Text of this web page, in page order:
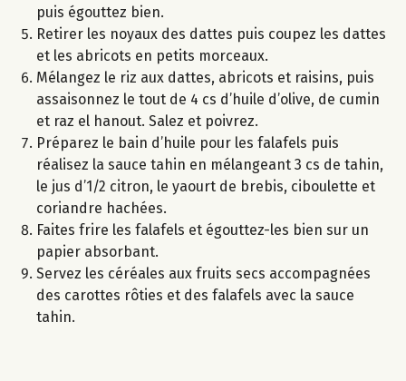
puis égouttez bien.
Retirer les noyaux des dattes puis coupez les dattes
et les abricots en petits morceaux.
Mélangez le riz aux dattes, abricots et raisins, puis
assaisonnez le tout de 4 cs d’huile d’olive, de cumin
et raz el hanout. Salez et poivrez.
Préparez le bain d’huile pour les falafels puis
réalisez la sauce tahin en mélangeant 3 cs de tahin,
le jus d’1/2 citron, le yaourt de brebis, ciboulette et
coriandre hachées.
Faites frire les falafels et égouttez-les bien sur un
papier absorbant.
Servez les céréales aux fruits secs accompagnées
des carottes rôties et des falafels avec la sauce
tahin.